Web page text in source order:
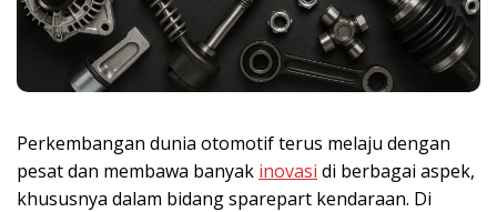
Perkembangan dunia otomotif terus melaju dengan
pesat dan membawa banyak inovasi di berbagai aspek,
khususnya dalam bidang sparepart kendaraan. Di